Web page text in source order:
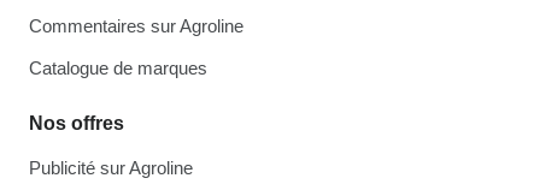
Commentaires sur Agroline
Catalogue de marques
Nos offres
Publicité sur Agroline